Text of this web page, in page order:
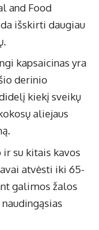
and Food
išskirti daugiau
kapsaicinas yra
derinio
kiekį sveikų
aliejaus
ir su kitais kavos
atvėsti iki 65-
galimos žalos